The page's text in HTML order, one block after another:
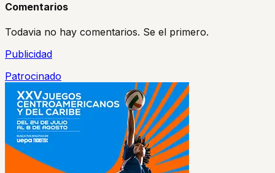
Comentarios
Todavia no hay comentarios. Se el primero.
Publicidad
Patrocinado